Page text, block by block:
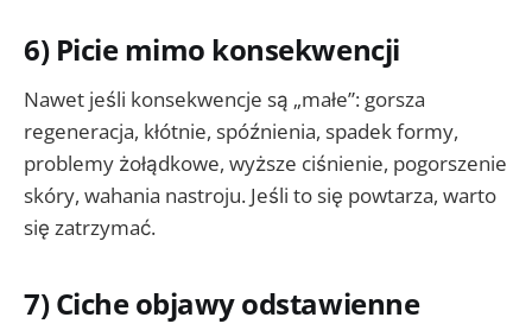
6) Picie mimo konsekwencji
Nawet jeśli konsekwencje są „małe”: gorsza
regeneracja, kłótnie, spóźnienia, spadek formy,
problemy żołądkowe, wyższe ciśnienie, pogorszenie
skóry, wahania nastroju. Jeśli to się powtarza, warto
się zatrzymać.
7) Ciche objawy odstawienne